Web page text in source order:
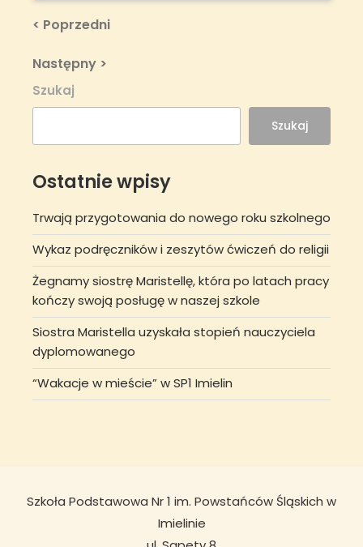
Nawigacja
Previous
< Poprzedni
Next
Post
Następny >
Szukaj
Szukaj
Ostatnie wpisy
Trwają przygotowania do nowego roku szkolnego
Wykaz podręczników i zeszytów ćwiczeń do religii
Żegnamy siostrę Maristellę, która po latach pracy
kończy swoją posługę w naszej szkole
Siostra Maristella uzyskała stopień nauczyciela
dyplomowanego
“Wakacje w mieście” w SP1 Imielin
Szkoła Podstawowa Nr 1 im. Powstańców Śląskich w
Imielinie